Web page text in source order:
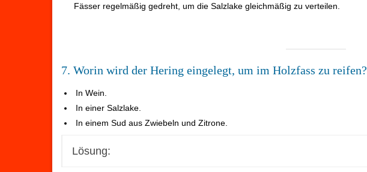
Fässer regelmäßig gedreht, um die Salzlake gleichmäßig zu verteilen.
7. Worin wird der Hering eingelegt, um im Holzfass zu reifen?
In Wein.
In einer Salzlake.
In einem Sud aus Zwiebeln und Zitrone.
Lösung: